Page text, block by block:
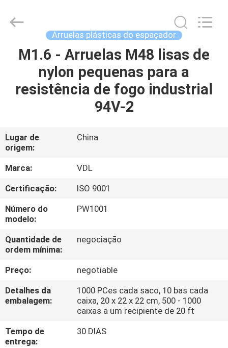
CASA
PRODUTOS
NÓS
EXCURSÃO
DA
FÁBRICA
CONTROLE
DA
QUALIDADE
MAPA
SITE
LTD.
Arruelas plásticas do espaçador
M1.6 - Arruelas M48 lisas de
nylon pequenas para a
resistência de fogo industrial
94V-2
Lugar de
origem:
China
Marca:
VDL
Certificação:
ISO 9001
Número do
modelo:
PW1001
Quantidade de
ordem mínima:
negociação
Preço:
negotiable
Detalhes da
embalagem:
1000 PCes cada saco, 10 bas cada
caixa, 20 x 22 x 22 cm, 500 - 1000
caixas a um recipiente de 20 ft
Tempo de
entrega:
30 DIAS